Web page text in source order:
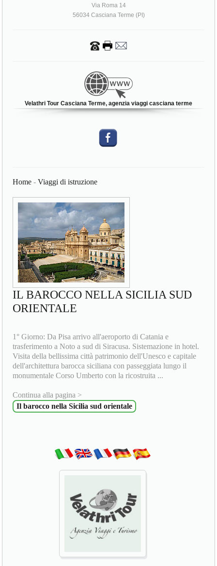
Via Roma 14
56034 Casciana Terme (PI)
Velathri Tour Casciana Terme, agenzia viaggi casciana terme
Home -Viaggi di istruzione
IL BAROCCO NELLA SICILIA SUD
ORIENTALE
1° Giorno: Da Pisa arrivo all'aeroporto di Catania e
trasferimento a Noto a sud di Siracusa. Sistemazione in hotel.
Visita della bellissima città patrimonio dell'Unesco e capitale
dell'architettura barocca siciliana con passeggiata lungo il
monumentale Corso Umberto con la ricostruita ...
Continua alla pagina >
Il barocco nella Sicilia sud orientale